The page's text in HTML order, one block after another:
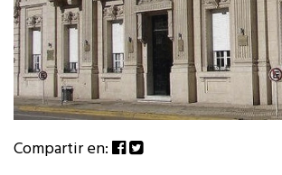
Compartir en: